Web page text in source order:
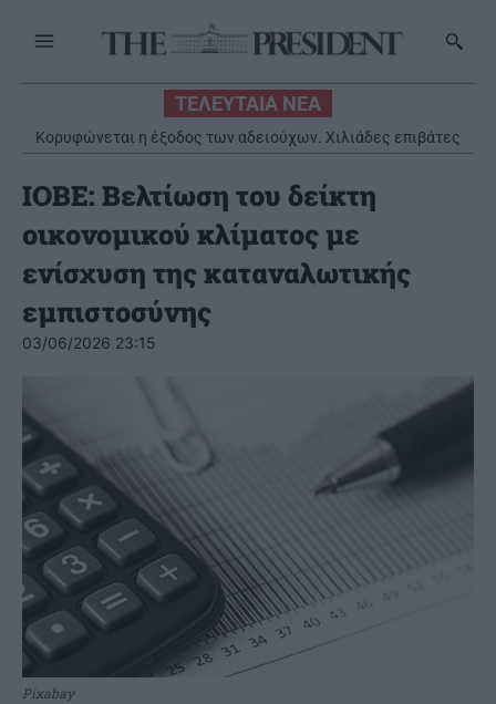
ΤΕΛΕΥΤΑΙΑ ΝΕΑ
Κορυφώνεται η έξοδος των αδειούχων. Χιλιάδες επιβάτες
αναχωρούν από τα λιμάνια
ΙΟΒΕ: Βελτίωση του δείκτη
οικονομικού κλίματος με
ενίσχυση της καταναλωτικής
εμπιστοσύνης
03/06/2026 23:15
Pixabay